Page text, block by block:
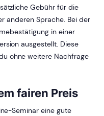
Gebühr für die
anderen Sprache. Bei der
in einer
ausgestellt. Diese
ohne weitere Nachfrage
fairen Preis
Seminar eine gute